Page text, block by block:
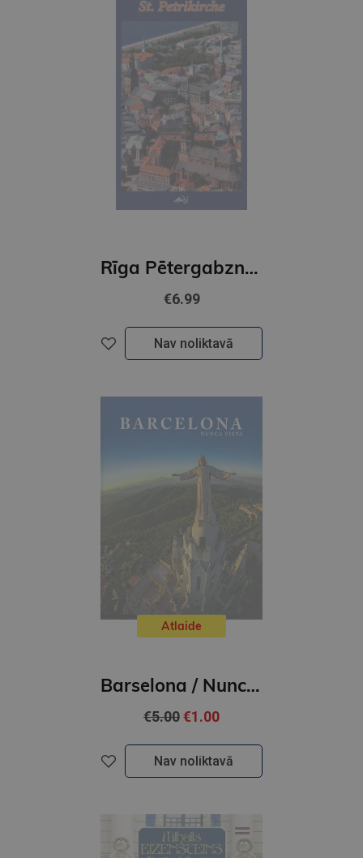
Rīga Pētergabznīca Vācu val
€6.99
Nav noliktavā
Atlaide
Barselona / Nunca Vista
€5.00€1.00
Nav noliktavā